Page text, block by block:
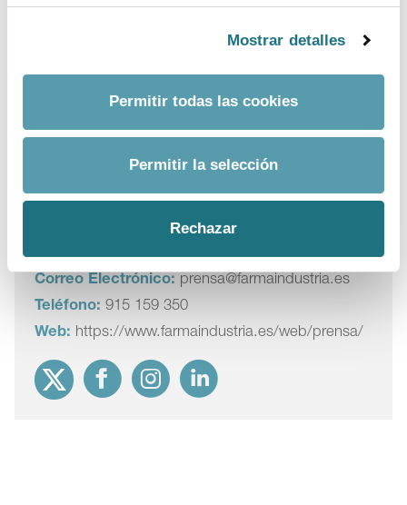
Mostrar detalles
Permitir todas las cookies
Permitir la selección
Rechazar
pacientes tratados con mejoras incrementales obtienen
Innovación Incremental
Para más información
Departamento:Comunicación Farmaindustria
Correo Electrónico: prensa@farmaindustria.es
Teléfono: 915 159 350
Web: https://www.farmaindustria.es/web/prensa/